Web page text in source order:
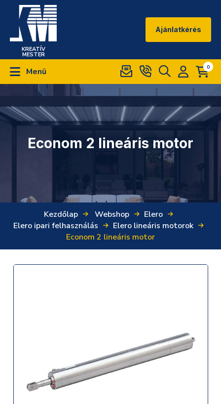
KREATÍV
MESTER
Ajánlatkérés
Menü 0
Econom 2 lineáris motor
Kezdőlap Webshop
Elero
Elero ipari felhasználás
Elero lineáris motorok
Econom 2 lineáris motor